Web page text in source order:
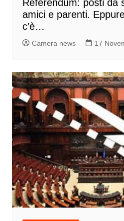
Referendum: posti da
amici e parenti.
c’è…
Camera news 17